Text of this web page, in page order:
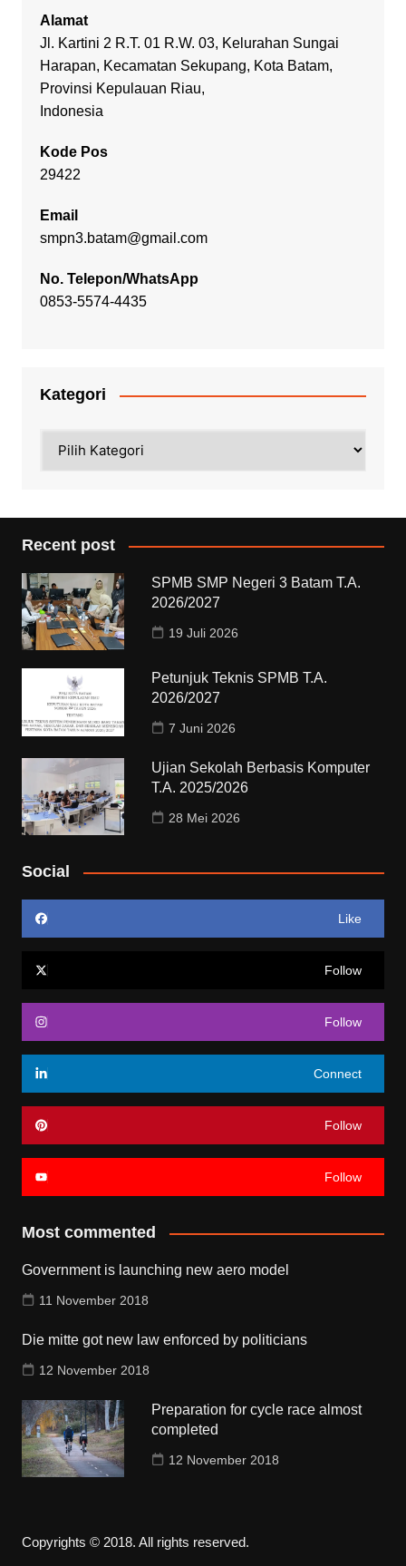
Alamat
Jl. Kartini 2 R.T. 01 R.W. 03, Kelurahan Sungai
Harapan, Kecamatan Sekupang, Kota Batam,
Provinsi Kepulauan Riau,
Indonesia
Kode Pos
29422
Email
smpn3.batam@gmail.com
No. Telepon/WhatsApp
0853-5574-4435
Kategori
Recent post
SPMB SMP Negeri 3 Batam T.A.
2026/2027
19 Juli 2026
Petunjuk Teknis SPMB T.A.
2026/2027
7 Juni 2026
Ujian Sekolah Berbasis Komputer
T.A. 2025/2026
28 Mei 2026
Social
Like
Follow
Follow
Connect
Follow
Follow
Most commented
Government is launching new aero model
11 November 2018
Die mitte got new law enforced by politicians
12 November 2018
Preparation for cycle race almost
completed
12 November 2018
Copyrights © 2018. All rights reserved.